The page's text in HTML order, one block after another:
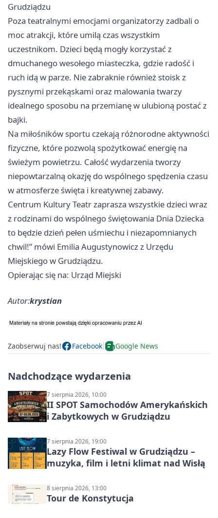
Grudziądzu
Poza teatralnymi emocjami organizatorzy zadbali o
moc atrakcji, które umilą czas wszystkim
uczestnikom. Dzieci będą mogły korzystać z
dmuchanego wesołego miasteczka, gdzie radość i
ruch idą w parze. Nie zabraknie również stoisk z
pysznymi przekąskami oraz malowania twarzy
idealnego sposobu na przemianę w ulubioną postać z
bajki.
Na miłośników sportu czekają różnorodne aktywności
fizyczne, które pozwolą spożytkować energię na
świeżym powietrzu. Całość wydarzenia tworzy
niepowtarzalną okazję do wspólnego spędzenia czasu
w atmosferze święta i kreatywnej zabawy.
Centrum Kultury Teatr zaprasza wszystkie dzieci wraz
z rodzinami do wspólnego świętowania Dnia Dziecka
to będzie dzień pełen uśmiechu i niezapomnianych
chwil!” mówi Emilia Augustynowicz z Urzędu
Miejskiego w Grudziądzu.
Opierając się na: Urząd Miejski
Autor:krystian
Zaobserwuj nas! Facebook Google News
Nadchodzące wydarzenia
7 sierpnia 2026, 10:00
II SPOT Samochodów Amerykańskich
i Zabytkowych w Grudziądzu
7 sierpnia 2026, 19:00
Lazy Flow Festiwal w Grudziądzu –
muzyka, film i letni klimat nad Wisłą
8 sierpnia 2026, 13:00
Tour de Konstytucja